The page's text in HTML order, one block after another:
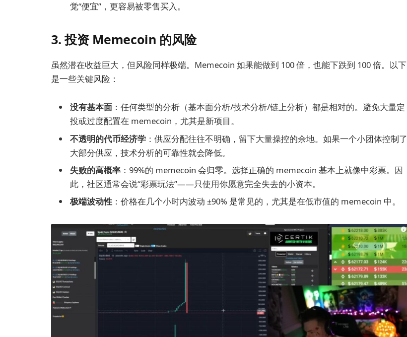
觉“便宜”，更容易被零售买入。
3. 投资 Memecoin 的风险
虽然潜在收益巨大，但风险同样极端。Memecoin 如果能做到 100 倍，也能下跌到 100 倍。以下
是一些关键风险：
没有基本面 ：任何类型的分析（基本面分析/技术分析/链上分析）都是相对的。避免大量定
投或过度配置在 memecoin，尤其是新项目。
不透明的代币经济学 ：供应分配往往不明确，留下大量操控的余地。如果一个小团体控制了
大部分供应，技术分析的可靠性就会降低。
失败的高概率 ：99%的 memecoin 会归零。选择正确的 memecoin 基本上就像中彩票。因
此，社区通常会说“彩票玩法”——只使用你愿意完全失去的小资本。
极端波动性 ：价格在几个小时内波动 ±90% 是常见的，尤其是在低市值的 memecoin 中。